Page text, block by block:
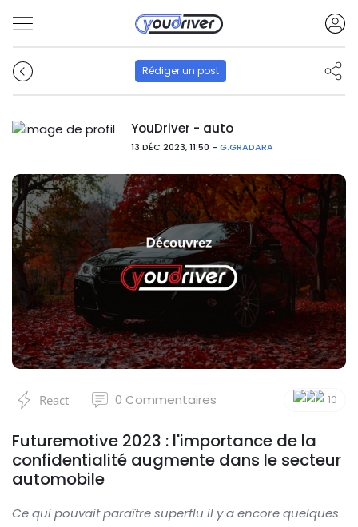
Rédiger un post
YouDriver - auto
13 DÉC 2023, 11:50 - G.GRADARA
React 0 Commentaires 10
Futuremotive 2023 : l'importance de la
confidentialité augmente dans le secteur
automobile
Ce qui pouvait paraître superflu il y a encore quelques